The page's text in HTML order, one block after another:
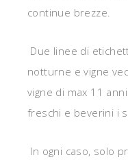
continue brezze.
Due linee di
notturne e vigne
vigne di max 11
freschi e beverini i
In ogni caso, solo